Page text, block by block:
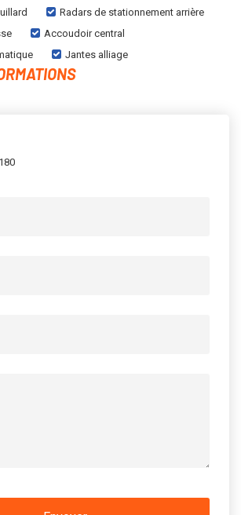
Radars de stationnement arrière
Accoudoir central
Jantes alliage